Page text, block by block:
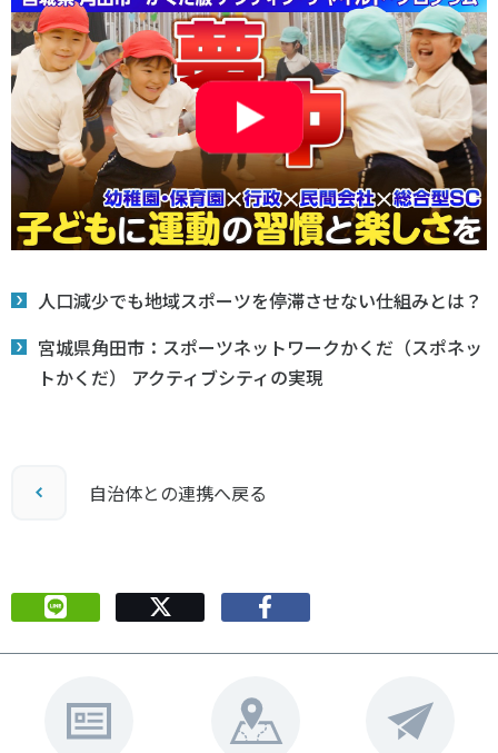
人口減少でも地域スポーツを停滞させない仕組みとは？
宮城県角田市：スポーツネットワークかくだ（スポネッ
トかくだ） アクティブシティの実現
自治体との連携へ戻る